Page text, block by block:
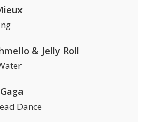
& Jelly Roll
Dance